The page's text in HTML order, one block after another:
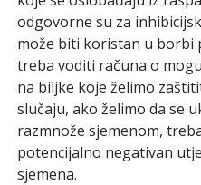
odgovorne su za
može biti koristan u borbi
treba voditi računa o
na biljke koje želimo
slučaju, ako želimo da se
razmnože sjemenom,
potencijalno negativan
sjemena.